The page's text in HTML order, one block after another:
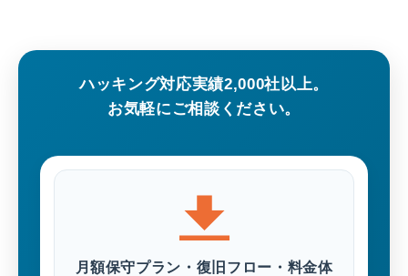
ハッキング対応実績2,000社以上。
お気軽にご相談ください。
月額保守プラン・復旧フロー・料金体